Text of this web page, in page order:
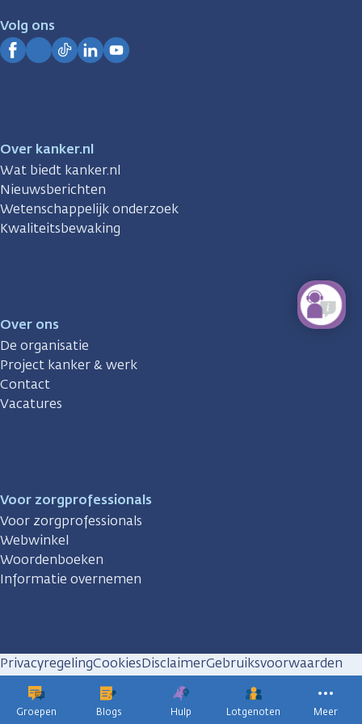
Groepen Blogs Hulp Lotgenoten Meer
Volg ons
Over kanker.nl
Wat biedt kanker.nl
Nieuwsberichten
Wetenschappelijk onderzoek
Kwaliteitsbewaking
Over ons
De organisatie
Project kanker & werk
Contact
Vacatures
Voor zorgprofessionals
Voor zorgprofessionals
Webwinkel
Woordenboeken
Informatie overnemen
PrivacyregelingCookiesDisclaimerGebruiksvoorwaarden
Huisregels